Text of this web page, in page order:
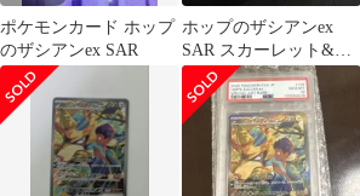
ポケモンカード ホップ
のザシアンex SAR
ホップのザシアンex
SAR スカーレット&バ
イオレット 拡張パック
バトルパ…